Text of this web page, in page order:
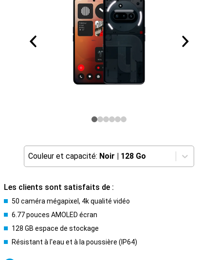
Couleur et capacité: Noir | 128 Go
Les clients sont satisfaits de :
50 caméra mégapixel, 4k qualité vidéo
6.77 pouces AMOLED écran
128 GB espace de stockage
Résistant à l'eau et à la poussière (IP64)